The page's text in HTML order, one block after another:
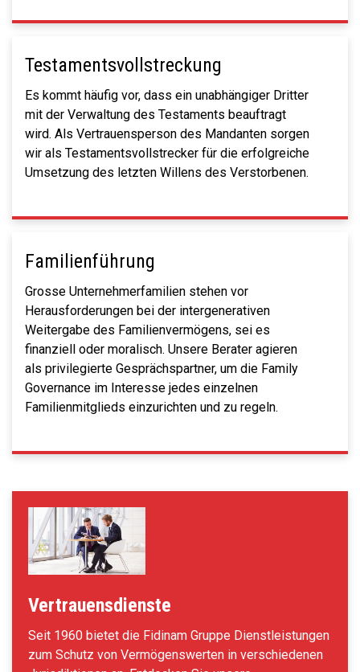
Testamentsvollstreckung
Es kommt häufig vor, dass ein unabhängiger Dritter
mit der Verwaltung des Testaments beauftragt
wird. Als Vertrauensperson des Mandanten sorgen
wir als Testamentsvollstrecker für die erfolgreiche
Umsetzung des letzten Willens des Verstorbenen.
Familienführung
Grosse Unternehmerfamilien stehen vor
Herausforderungen bei der intergenerativen
Weitergabe des Familienvermögens, sei es
finanziell oder moralisch. Unsere Berater agieren
als privilegierte Gesprächspartner, um die Family
Governance im Interesse jedes einzelnen
Familienmitglieds einzurichten und zu regeln.
Vertrauensdienste
Seit 1960 bietet die Fidinam Gruppe Dienstleistungen
zum Schutz von Vermögenswerten in verschiedenen